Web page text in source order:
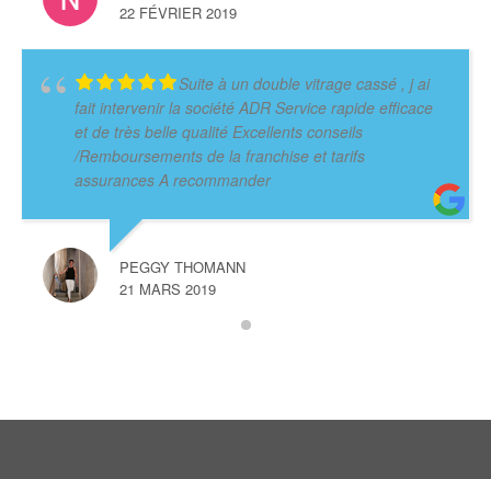
22 FÉVRIER 2019
Suite à un double vitrage cassé , j ai
fait intervenir la société ADR Service rapide efficace
et de très belle qualité Excellents conseils
/Remboursements de la franchise et tarifs
assurances A recommander
PEGGY THOMANN
21 MARS 2019